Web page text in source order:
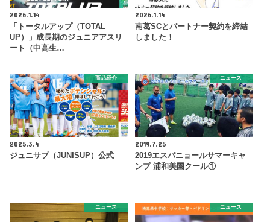
2026.1.14
「トータルアップ（TOTAL
UP）」成長期のジュニアアスリ
ート（中高生…
2026.1.14
南葛SCとパートナー契約を締結
しました！
商品紹介
2025.3.4
ジュニサプ（JUNISUP）公式
ニュース
2019.7.25
2019エスパニョールサマーキャ
ンプ 浦和美園クール①
ニュース ニュース